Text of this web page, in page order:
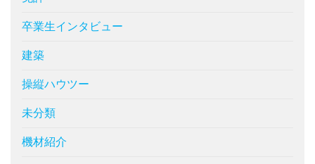
卒業生インタビュー
建築
操縦ハウツー
未分類
機材紹介